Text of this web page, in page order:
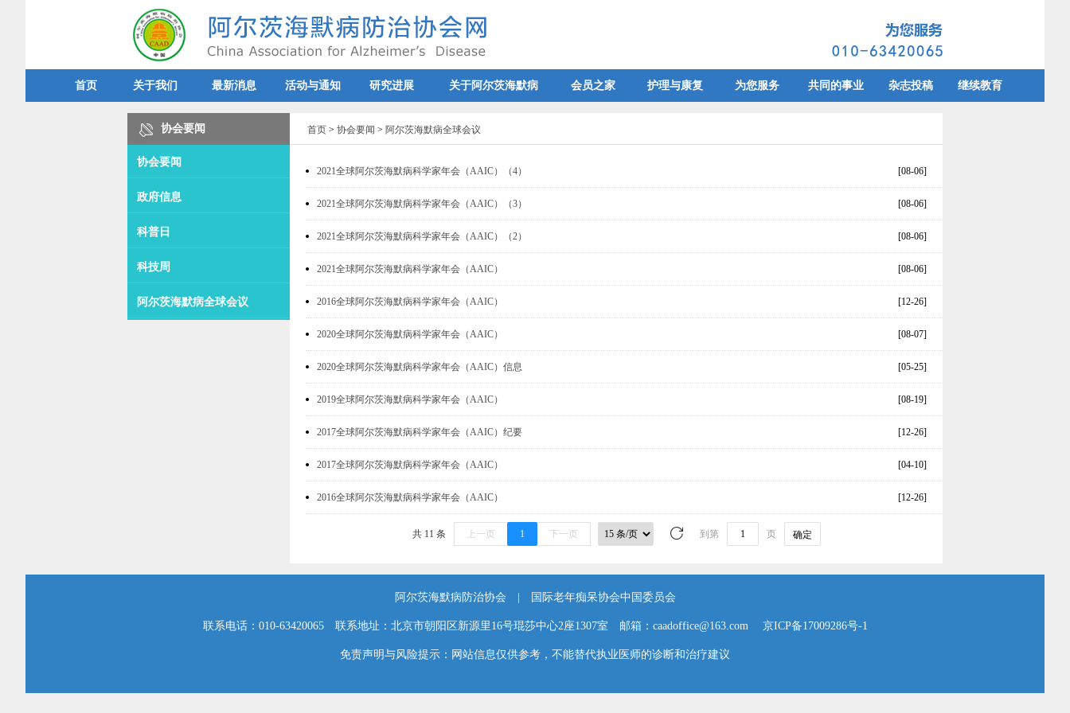
首页 关于我们 最新消息 活动与通知 研究进展 关于阿尔茨海默病 会员之家 护理与康复 为您服务 共同的事业 杂志投稿 继续教育
协会要闻
协会要闻
政府信息
科普日
科技周
阿尔茨海默病全球会议
首页 > 协会要闻 > 阿尔茨海默病全球会议
2021全球阿尔茨海默病科学家年会（AAIC）（4） [08-06]
2021全球阿尔茨海默病科学家年会（AAIC）（3） [08-06]
2021全球阿尔茨海默病科学家年会（AAIC）（2） [08-06]
2021全球阿尔茨海默病科学家年会（AAIC） [08-06]
2016全球阿尔茨海默病科学家年会（AAIC） [12-26]
2020全球阿尔茨海默病科学家年会（AAIC） [08-07]
2020全球阿尔茨海默病科学家年会（AAIC）信息 [05-25]
2019全球阿尔茨海默病科学家年会（AAIC） [08-19]
2017全球阿尔茨海默病科学家年会（AAIC）纪要 [12-26]
2017全球阿尔茨海默病科学家年会（AAIC） [04-10]
2016全球阿尔茨海默病科学家年会（AAIC） [12-26]
共 11 条 上一页 1 下一页 到第 页 确定
阿尔茨海默病防治协会 | 国际老年痴呆协会中国委员会
联系电话：010-63420065 联系地址：北京市朝阳区新源里16号琨莎中心2座1307室 邮箱：caadoffice@163.com 京ICP备17009286号-1
免责声明与风险提示：网站信息仅供参考，不能替代执业医师的诊断和治疗建议